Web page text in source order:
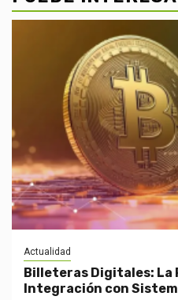
Actualidad
Billeteras Digitales: La
Integración con